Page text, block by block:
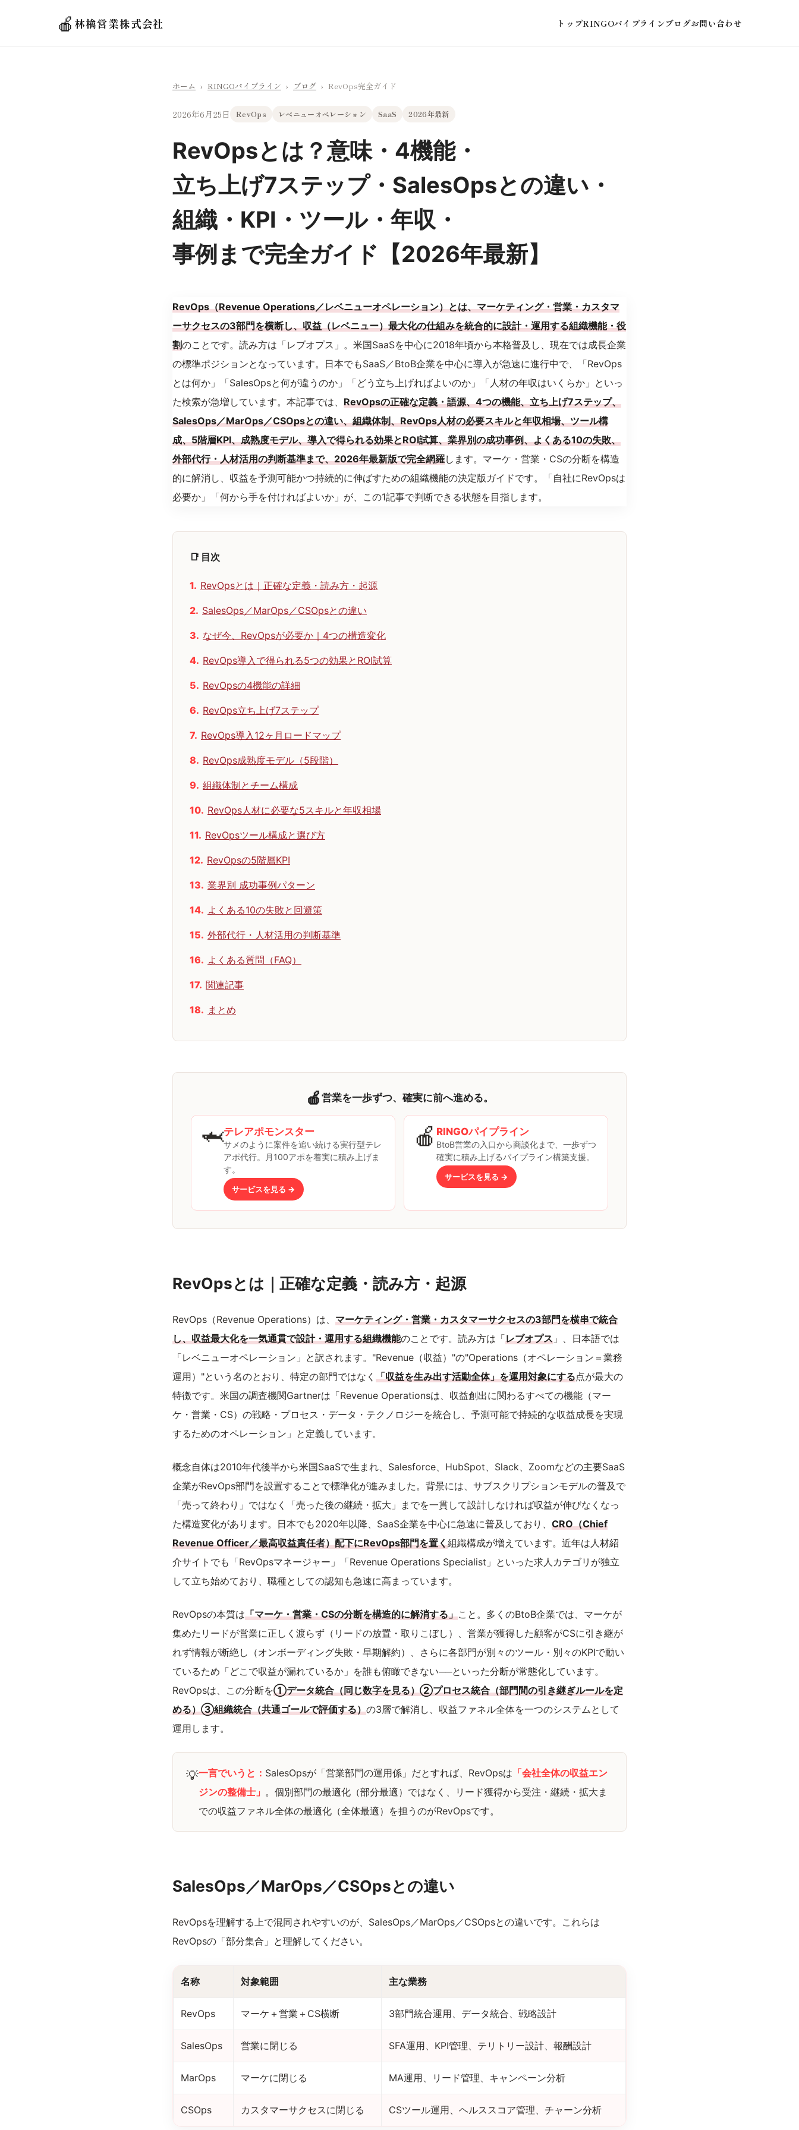
🍎 林檎営業株式会社 トップRINGOパイプライン ブログお問い合わせ
ホーム › RINGOパイプライン › ブログ › RevOps完全ガイド
2026年6月25日 RevOps レベニューオペレーション SaaS 2026年最新
RevOpsとは？意味・4機能・
立ち上げ7ステップ・SalesOpsとの違い・
組織・KPI・ツール・年収・
事例まで完全ガイド【2026年最新】
RevOps（Revenue Operations／レベニューオペレーション）とは、マーケティング・営業・カスタマ
ーサクセスの3部門を横断し、収益（レベニュー）最大化の仕組みを統合的に設計・運用する組織機能・役
割のことです。読み方は「レブオプス」。米国SaaSを中心に2018年頃から本格普及し、現在では成長企業
の標準ポジションとなっています。日本でもSaaS／BtoB企業を中心に導入が急速に進行中で、「RevOps
とは何か」「SalesOpsと何が違うのか」「どう立ち上げればよいのか」「人材の年収はいくらか」といっ
た検索が急増しています。本記事では、 RevOpsの正確な定義・語源、4つの機能、立ち上げ7ステップ、
SalesOps／MarOps／CSOpsとの違い、組織体制、RevOps人材の必要スキルと年収相場、ツール構
成、5階層KPI、成熟度モデル、導入で得られる効果とROI試算、業界別の成功事例、よくある10の失敗、
外部代行・人材活用の判断基準まで、2026年最新版で完全網羅します。マーケ・営業・CSの分断を構造
的に解消し、収益を予測可能かつ持続的に伸ばすための組織機能の決定版ガイドです。「自社にRevOpsは
必要か」「何から手を付ければよいか」が、この1記事で判断できる状態を目指します。
📑 目次
RevOpsとは｜正確な定義・読み方・起源
SalesOps／MarOps／CSOpsとの違い
なぜ今、RevOpsが必要か｜4つの構造変化
RevOps導入で得られる5つの効果とROI試算
RevOpsの4機能の詳細
RevOps立ち上げ7ステップ
RevOps導入12ヶ月ロードマップ
RevOps成熟度モデル（5段階）
組織体制とチーム構成
RevOps人材に必要な5スキルと年収相場
RevOpsツール構成と選び方
RevOpsの5階層KPI
業界別 成功事例パターン
よくある10の失敗と回避策
外部代行・人材活用の判断基準
よくある質問（FAQ）
関連記事
まとめ
🍎 営業を一歩ずつ、確実に前へ進める。
🦈テレアポモンスター
サメのように案件を追い続ける実行型テレ
アポ代行。月100アポを着実に積み上げま
す。
サービスを見る →
🍎 RINGOパイプライン
BtoB営業の入口から商談化まで、一歩ずつ
確実に積み上げるパイプライン構築支援。
サービスを見る →
RevOpsとは｜正確な定義・読み方・起源
RevOps（Revenue Operations）は、 マーケティング・営業・カスタマーサクセスの3部門を横串で統合
し、収益最大化を一気通貫で設計・運用する組織機能のことです。読み方は「レブオプス 」、日本語では
「レベニューオペレーション」と訳されます。"Revenue（収益）"の"Operations（オペレーション＝業務
運用）"という名のとおり、特定の部門ではなく 「収益を生み出す活動全体」を運用対象にする点が最大の
特徴です。米国の調査機関Gartnerは「Revenue Operationsは、収益創出に関わるすべての機能（マー
ケ・営業・CS）の戦略・プロセス・データ・テクノロジーを統合し、予測可能で持続的な収益成長を実現
するためのオペレーション」と定義しています。
概念自体は2010年代後半から米国SaaSで生まれ、Salesforce、HubSpot、Slack、Zoomなどの主要SaaS
企業がRevOps部門を設置することで標準化が進みました。背景には、サブスクリプションモデルの普及で
「売って終わり」ではなく「売った後の継続・拡大」までを一貫して設計しなければ収益が伸びなくなっ
た構造変化があります。日本でも2020年以降、SaaS企業を中心に急速に普及しており、 CRO（Chief
Revenue Officer／最高収益責任者）配下にRevOps部門を置く組織構成が増えています。近年は人材紹
介サイトでも「RevOpsマネージャー」「Revenue Operations Specialist」といった求人カテゴリが独立
して立ち始めており、職種としての認知も急速に高まっています。
RevOpsの本質は「マーケ・営業・CSの分断を構造的に解消する」こと。多くのBtoB企業では、マーケが
集めたリードが営業に正しく渡らず（リードの放置・取りこぼし）、営業が獲得した顧客がCSに引き継が
れず情報が断絶し（オンボーディング失敗・早期解約）、さらに各部門が別々のツール・別々のKPIで動い
ているため「どこで収益が漏れているか」を誰も俯瞰できない──といった分断が常態化しています。
RevOpsは、この分断を①データ統合（同じ数字を見る）②プロセス統合（部門間の引き継ぎルールを定
める）③組織統合（共通ゴールで評価する）の3層で解消し、収益ファネル全体を一つのシステムとして
運用します。
💡一言でいうと： SalesOpsが「営業部門の運用係」だとすれば、RevOpsは 「会社全体の収益エン
ジンの整備士」 。個別部門の最適化（部分最適）ではなく、リード獲得から受注・継続・拡大ま
での収益ファネル全体の最適化（全体最適）を担うのがRevOpsです。
SalesOps／MarOps／CSOpsとの違い
RevOpsを理解する上で混同されやすいのが、SalesOps／MarOps／CSOpsとの違いです。これらは
RevOpsの「部分集合」と理解してください。
名称 対象範囲 主な業務
RevOps マーケ＋営業＋CS横断 3部門統合運用、データ統合、戦略設計
SalesOps 営業に閉じる SFA運用、KPI管理、テリトリー設計、報酬設計
MarOps マーケに閉じる MA運用、リード管理、キャンペーン分析
CSOps カスタマーサクセスに閉じる CSツール運用、ヘルススコア管理、チャーン分析